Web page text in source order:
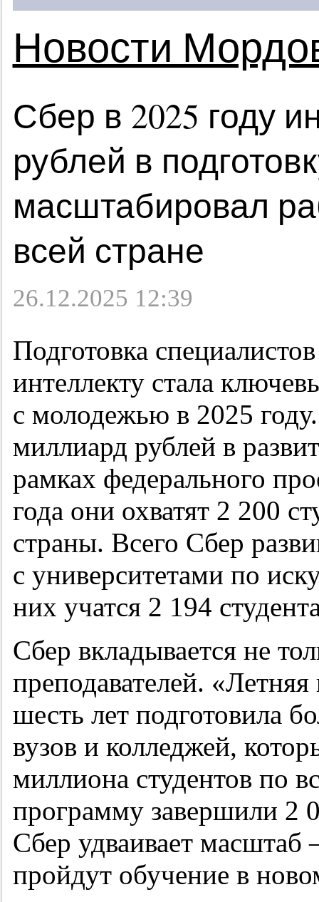
Новости
Сбер в 2025 году
рублей в
масштабировал
всей стране
26.12.2025 12:39
Подготовка
интеллекту стала
с молодежью в 2025
миллиард рублей в
рамках федерального
года они охватят 2 200
страны. Всего Сбер
с университетами по
них учатся 2 194
Сбер вкладывается не
преподавателей.
шесть лет подготовила
вузов и колледжей,
миллиона студентов по
программу завершили 2
Сбер удваивает
пройдут обучение в